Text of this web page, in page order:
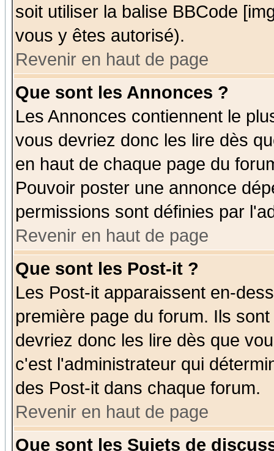
soit utiliser la balise BBCode
vous y êtes autorisé).
Revenir en haut de page
Que sont les Annonces ?
Les Annonces contiennent le
vous devriez donc les lire dès
en haut de chaque page du
Pouvoir poster une annonce
permissions sont définies par
Revenir en haut de page
Que sont les Post-it ?
Les Post-it apparaissent en-
première page du forum. Ils
devriez donc les lire dès que
c'est l'administrateur qui
des Post-it dans chaque forum.
Revenir en haut de page
Que sont les Sujets de